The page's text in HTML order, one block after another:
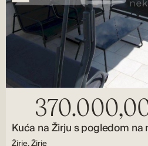
Kuća na Žirju s pogledom na
Žirje, Žirje